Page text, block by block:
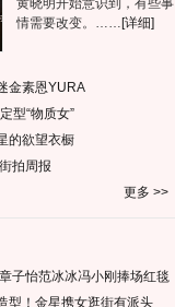
黄晓明开始意识到，有些事
情需要改变。…… [详细]
金素恩YURA
型“物质女”
的欲望衣橱
拍周报
更多 >>
子怡范冰冰冯小刚捧场红毯
型！金星携女逛街有派头